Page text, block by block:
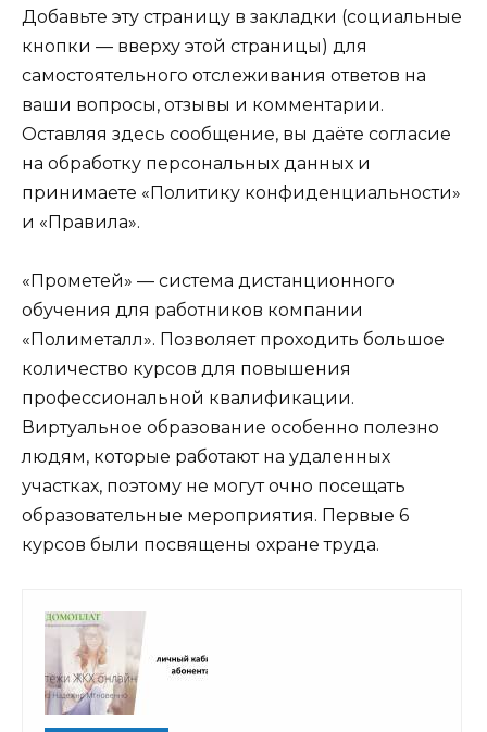
Добавьте эту страницу в закладки (социальные
кнопки — вверху этой страницы) для
самостоятельного отслеживания ответов на
ваши вопросы, отзывы и комментарии.
Оставляя здесь сообщение, вы даёте согласие
на обработку персональных данных и
принимаете «Политику конфиденциальности»
и «Правила».
«Прометей» — система дистанционного
обучения для работников компании
«Полиметалл». Позволяет проходить большое
количество курсов для повышения
профессиональной квалификации.
Виртуальное образование особенно полезно
людям, которые работают на удаленных
участках, поэтому не могут очно посещать
образовательные мероприятия. Первые 6
курсов были посвящены охране труда.